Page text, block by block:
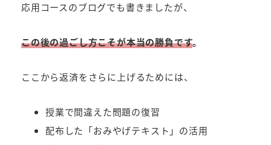
応用コースのブログでも書きましたが、
この後の過ごし方こそが本当の勝負です。
ここから返済をさらに上げるためには、
授業で間違えた問題の復習
配布した「おみやげテキスト」の活用